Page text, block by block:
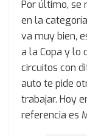
Por último, se
en la
va muy bien,
a la Copa y lo
circuitos con
auto te pide
trabajar. Hoy
referencia es